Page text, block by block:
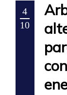
4
10